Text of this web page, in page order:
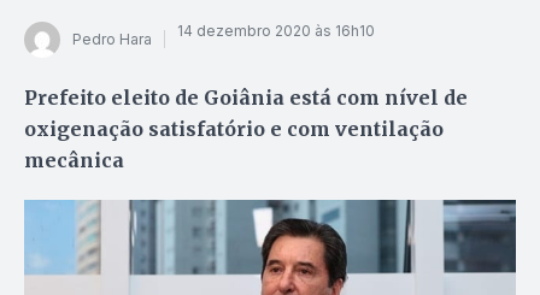
Pedro Hara 14 dezembro 2020 às 16h10
Prefeito eleito de Goiânia está com nível de
oxigenação satisfatório e com ventilação
mecânica